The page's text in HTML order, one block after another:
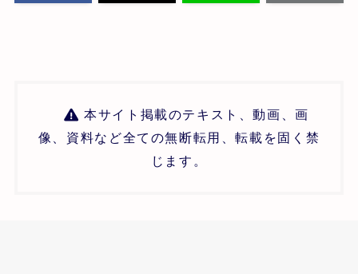
本サイト掲載のテキスト、動画、画
像、資料など全ての無断転用、転載を固く禁
じます。